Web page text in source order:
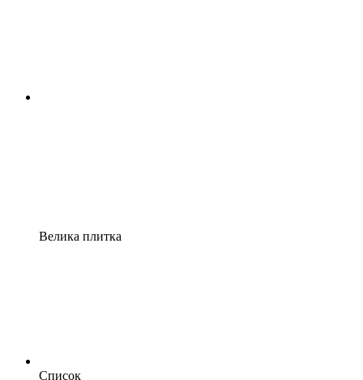
Велика плитка
Список